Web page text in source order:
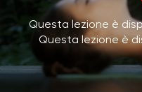
Questa lezione è
Questa lezione è